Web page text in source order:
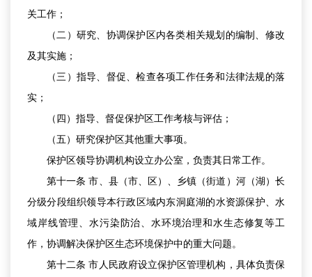
关工作；
（二）研究、协调保护区内各类相关规划的编制、修改
及其实施；
（三）指导、督促、检查各项工作任务和法律法规的落
实；
（四）指导、督促保护区工作考核与评估；
（五）研究保护区其他重大事项。
保护区领导协调机构设立办公室，负责其日常工作。
第十一条 市、县（市、区）、乡镇（街道）河（湖）长
分级分段组织领导本行政区域内东洞庭湖的水资源保护、水
域岸线管理、水污染防治、水环境治理和水生态修复等工
作，协调解决保护区生态环境保护中的重大问题。
第十二条 市人民政府设立保护区管理机构，具体负责保